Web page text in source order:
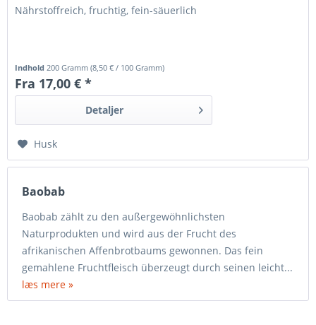
Nährstoffreich, fruchtig, fein-säuerlich
Indhold200 Gramm(8,50 € / 100 Gramm)
Fra 17,00 € *
Detaljer
Husk
Baobab
Baobab zählt zu den außergewöhnlichsten
Naturprodukten und wird aus der Frucht des
afrikanischen Affenbrotbaums gewonnen. Das fein
gemahlene Fruchtfleisch überzeugt durch seinen leicht...
læs mere »